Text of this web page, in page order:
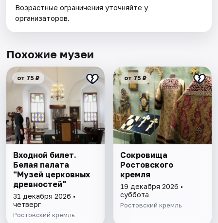
Возрастные ограничения уточняйте у
организаторов.
Похожие музеи
от 75 ₽
Входной билет.
Белая палата
"Музей церковных
древностей"
31 декабря 2026 •
четверг
Ростовский кремль
от 75 ₽
Сокровища
Ростовского
кремля
19 декабря 2026 •
суббота
Ростовский кремль